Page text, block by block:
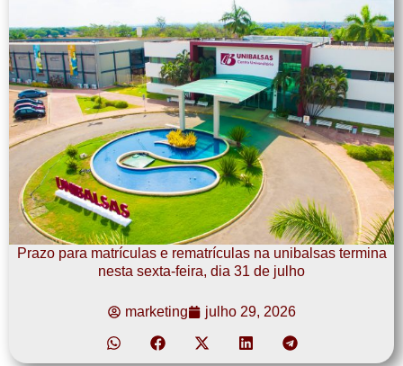
Prazo para matrículas e rematrículas na unibalsas termina
nesta sexta-feira, dia 31 de julho
marketing julho 29, 2026